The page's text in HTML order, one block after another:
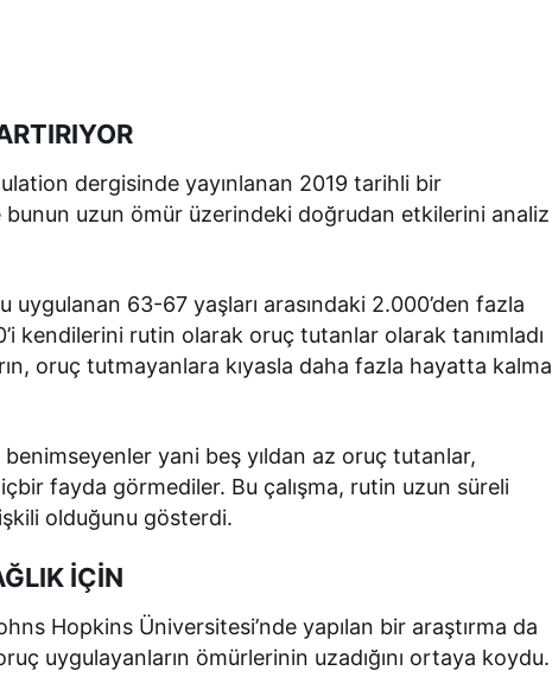
dergisinde yayınlanan 2019 tarihli bir
bunun uzun ömür üzerindeki doğrudan etkilerini analiz
uygulanan 63-67 yaşları arasındaki 2.000’den fazla
kendilerini rutin olarak oruç tutanlar olarak tanımladı
oruç tutmayanlara kıyasla daha fazla hayatta kalma
yani beş yıldan az oruç tutanlar,
fayda görmediler. Bu çalışma, rutin uzun süreli
olduğunu gösterdi.
İÇİN
Hopkins Üniversitesi’nde yapılan bir araştırma da
uygulayanların ömürlerinin uzadığını ortaya koydu.